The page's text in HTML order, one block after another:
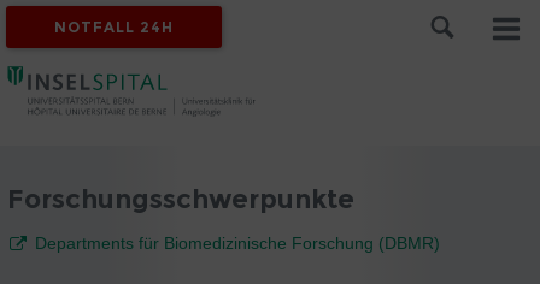
NOTFALL 24H
Forschungsschwerpunkte
Departments für Biomedizinische Forschung (DBMR)